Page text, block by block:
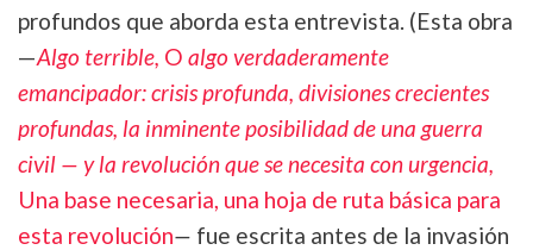
profundos que aborda esta entrevista. (Esta obra
—Algo terrible, O algo verdaderamente
emancipador: crisis profunda, divisiones crecientes
profundas, la inminente posibilidad de una guerra
civil — y la revolución que se necesita con urgencia,
Una base necesaria, una hoja de ruta básica para
esta revolución— fue escrita antes de la invasión